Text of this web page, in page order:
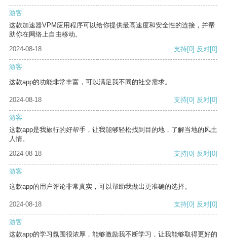
游客
这款加速器VPM应用程序可以给你提供最高速度和安全性的连接，并帮
助你在网络上自由移动。
2024-08-18
支持[0] 反对[0]
游客
这款app的功能非常丰富，可以满足我不同的社交需求。
2024-08-18 支持[0] 反对[0]
游客
这款app是我旅行的好帮手，让我能够轻松找到目的地，了解当地的风土
人情。
2024-08-18
支持[0] 反对[0]
游客
这款app的用户评论非常真实，可以帮助我做出更准确的选择。
2024-08-18 支持[0] 反对[0]
游客
这款app的学习氛围很浓厚，能够激励我不断学习，让我能够取得更好的